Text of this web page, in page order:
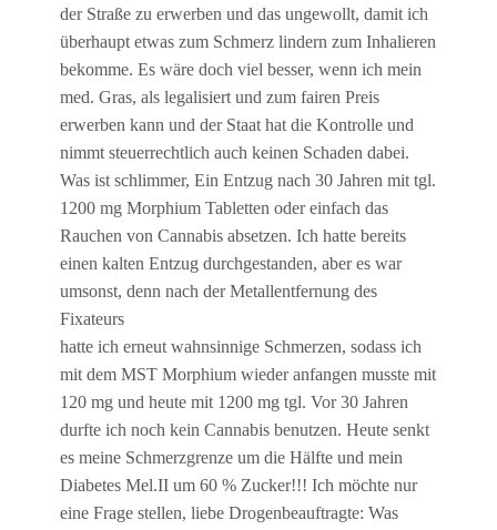
der Straße zu erwerben und das ungewollt, damit ich
überhaupt etwas zum Schmerz lindern zum Inhalieren
bekomme. Es wäre doch viel besser, wenn ich mein
med. Gras, als legalisiert und zum fairen Preis
erwerben kann und der Staat hat die Kontrolle und
nimmt steuerrechtlich auch keinen Schaden dabei.
Was ist schlimmer, Ein Entzug nach 30 Jahren mit tgl.
1200 mg Morphium Tabletten oder einfach das
Rauchen von Cannabis absetzen. Ich hatte bereits
einen kalten Entzug durchgestanden, aber es war
umsonst, denn nach der Metallentfernung des
Fixateurs
hatte ich erneut wahnsinnige Schmerzen, sodass ich
mit dem MST Morphium wieder anfangen musste mit
120 mg und heute mit 1200 mg tgl. Vor 30 Jahren
durfte ich noch kein Cannabis benutzen. Heute senkt
es meine Schmerzgrenze um die Hälfte und mein
Diabetes Mel.II um 60 % Zucker!!! Ich möchte nur
eine Frage stellen, liebe Drogenbeauftragte: Was